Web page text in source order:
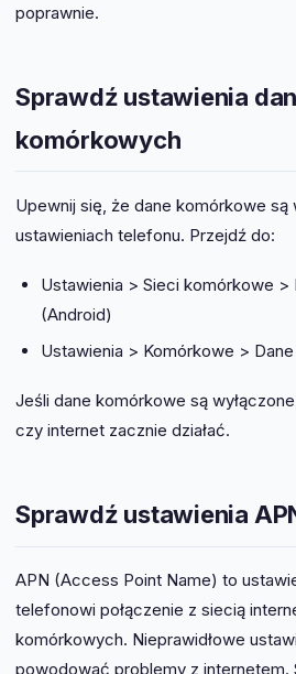
poprawnie.
Sprawdź ustawienia
komórkowych
Upewnij się, że dane komórkowe są
ustawieniach telefonu. Przejdź do:
Ustawienia > Sieci komórkowe >
(Android)
Ustawienia > Komórkowe >
Jeśli dane komórkowe są
czy internet zacznie działać.
Sprawdź ustawienia
APN (Access Point Name) to
telefonowi połączenie z siecią
komórkowych. Nieprawidłowe
powodować problemy z internetem.